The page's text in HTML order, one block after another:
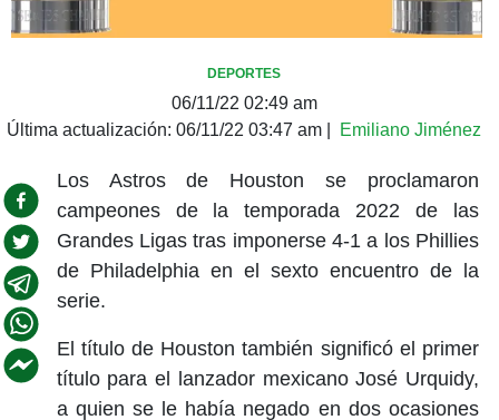
DEPORTES
06/11/22 02:49 am
Última actualización: 06/11/22 03:47 am Emiliano Jiménez
Los Astros de Houston se proclamaron
campeones de la temporada 2022 de las
Grandes Ligas tras imponerse 4-1 a los Phillies
de Philadelphia en el sexto encuentro de la
serie.
El título de Houston también significó el primer
título para el lanzador mexicano José Urquidy,
a quien se le había negado en dos ocasiones